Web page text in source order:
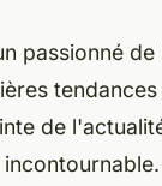
passionné
de